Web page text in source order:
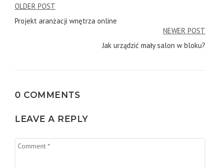
Post
navigation
OLDER POST
Projekt aranżacji wnętrza online
NEWER POST
Jak urządzić mały salon w bloku?
0 COMMENTS
LEAVE A REPLY